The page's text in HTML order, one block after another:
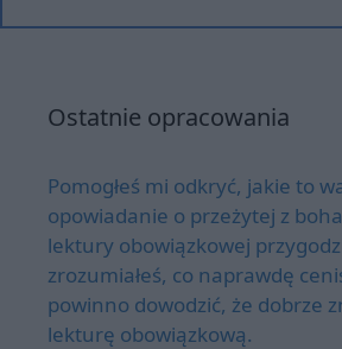
Ostatnie opracowania
Pomogłeś mi odkryć, jakie to
opowiadanie o przeżytej z
lektury obowiązkowej
zrozumiałeś, co naprawdę
powinno dowodzić, że dobrze
lekturę obowiązkową.